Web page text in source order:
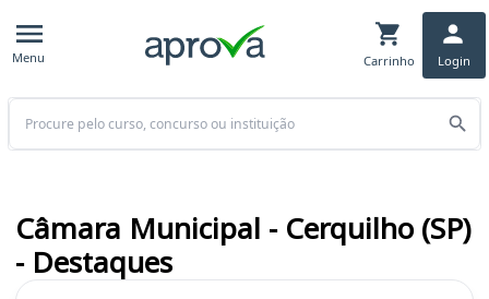
Menu Carrinho Login
Buscar
Câmara Municipal - Cerquilho (SP)
- Destaques